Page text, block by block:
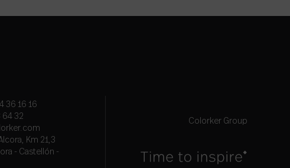
36 16 16
64 32
Km 21,3
- Castellón -
Colorker Group